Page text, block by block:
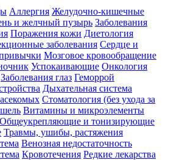
Аллергия Желудочно-кишечные
и желчный пузырь Заболевания
Поражения кожи Диетология
заболевания Сердце и
Мозговое кровообращение
Успокаивающие Онкология
Заболевания глаз Геморрой
Дыхательная система
Стоматология (без ухода за
Витамины и микроэлементы
Общеукрепляющие и тонизирующие
Травмы, ушибы, растяжения
Венозная недостаточность
Кровотечения Редкие лекарства